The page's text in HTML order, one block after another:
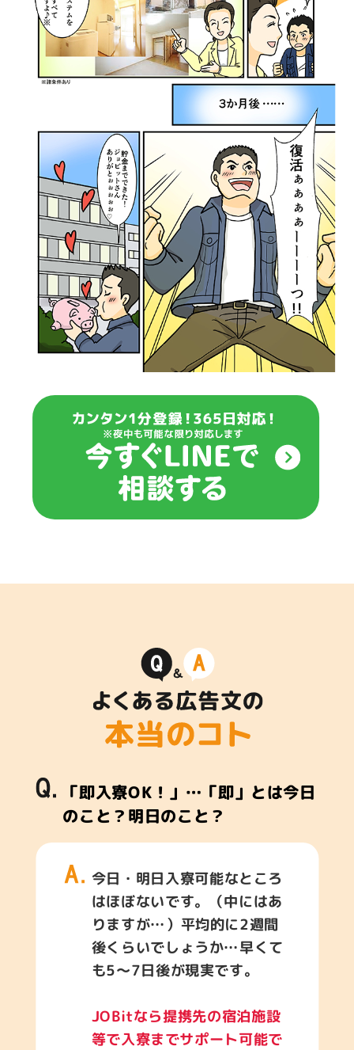
「即入寮OK！」…「即」とは今日
のこと？明日のこと？
今日・明日入寮可能なところ
はほぼないです。（中にはあ
りますが…）平均的に2週間
後くらいでしょうか…早くて
も5～7日後が現実です。
JOBitなら提携先の宿泊施設
等で入寮までサポート可能で